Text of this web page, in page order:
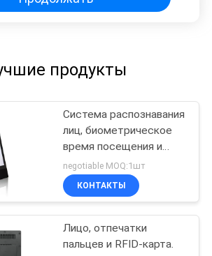
продукты
Система распознавания
лиц, биометрическое
время посещения и
контроля доступа с
веб-программой
FA1000
negotiable MOQ:1шт
КОНТАКТЫ
Лицо, отпечатки
пальцев и RFID-карта.